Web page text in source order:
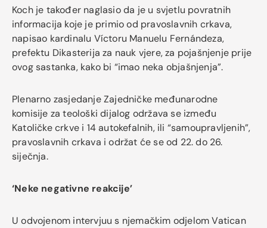
Koch je također naglasio da je u svjetlu povratnih
informacija koje je primio od pravoslavnih crkava,
napisao kardinalu Víctoru Manuelu Fernándeza,
prefektu Dikasterija za nauk vjere, za pojašnjenje prije
ovog sastanka, kako bi “imao neka objašnjenja”.
Plenarno zasjedanje Zajedničke međunarodne
komisije za teološki dijalog održava se između
Katoličke crkve i 14 autokefalnih, ili “samoupravljenih”,
pravoslavnih crkava i održat će se od 22. do 26.
siječnja.
‘Neke negativne reakcije’
U odvojenom intervjuu s njemačkim odjelom Vatican